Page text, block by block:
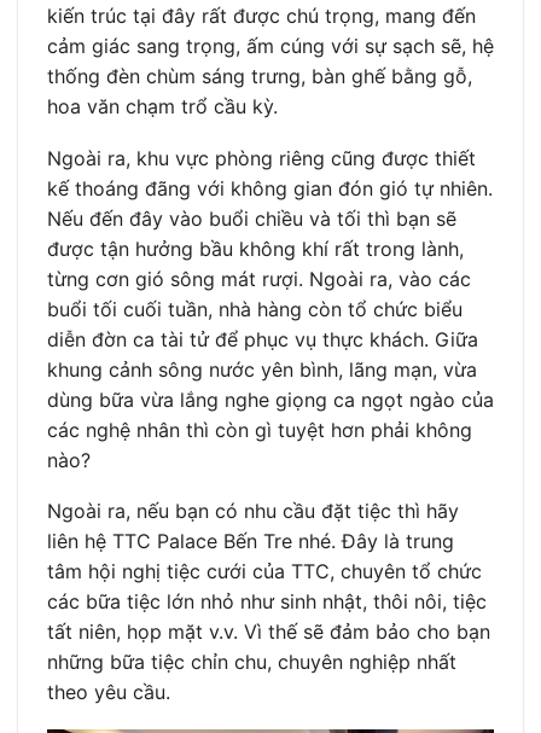
kiến trúc tại đây rất được chú trọng, mang đến
cảm giác sang trọng, ấm cúng với sự sạch sẽ, hệ
thống đèn chùm sáng trưng, bàn ghế bằng gỗ,
hoa văn chạm trổ cầu kỳ.
Ngoài ra, khu vực phòng riêng cũng được thiết
kế thoáng đãng với không gian đón gió tự nhiên.
Nếu đến đây vào buổi chiều và tối thì bạn sẽ
được tận hưởng bầu không khí rất trong lành,
từng cơn gió sông mát rượi. Ngoài ra, vào các
buổi tối cuối tuần, nhà hàng còn tổ chức biểu
diễn đờn ca tài tử để phục vụ thực khách. Giữa
khung cảnh sông nước yên bình, lãng mạn, vừa
dùng bữa vừa lắng nghe giọng ca ngọt ngào của
các nghệ nhân thì còn gì tuyệt hơn phải không
nào?
Ngoài ra, nếu bạn có nhu cầu đặt tiệc thì hãy
liên hệ TTC Palace Bến Tre nhé. Đây là trung
tâm hội nghị tiệc cưới của TTC, chuyên tổ chức
các bữa tiệc lớn nhỏ như sinh nhật, thôi nôi, tiệc
tất niên, họp mặt v.v. Vì thế sẽ đảm bảo cho bạn
những bữa tiệc chỉn chu, chuyên nghiệp nhất
theo yêu cầu.